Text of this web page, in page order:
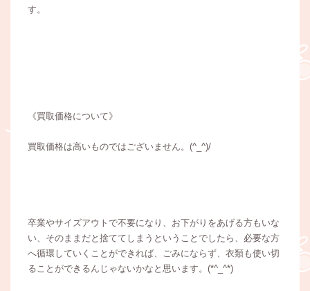
す。
《買取価格について》
買取価格は高いものではございません。(^_^)/
卒業やサイズアウトで不要になり、お下がりをあげる方もいな
い、そのままだと捨ててしまうということでしたら、必要な方
へ循環していくことができれば、ごみにならず、衣類も使い切
ることができるんじゃないかなと思います。(*^_^*)